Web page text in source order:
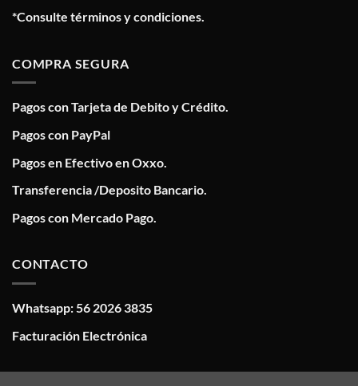
*Consulte términos y condiciones.
COMPRA SEGURA
Pagos con Tarjeta de Debito y Crédito.
Pagos con PayPal
Pagos en Efectivo en Oxxo.
Transferencia /Deposito Bancario.
Pagos con Mercado Pago.
CONTACTO
Whatsapp: 56 2026 3835
Facturación Electrónica